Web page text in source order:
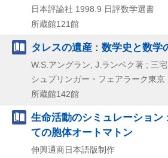
日本評論社 1998.9 日評数学選書
所蔵館121館
タレスの遺産 : 数学史と数学
W.S.アングラン, J.ランベク著 ; 三
シュプリンガー・フェアラーク東京
所蔵館142館
生命活動のシミュレーション
ての胞体オートマトン
伸興通商日本語版制作